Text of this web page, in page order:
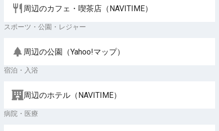
周辺のカフェ・喫茶店（NAVITIME）
スポーツ・公園・レジャー
周辺の公園（Yahoo!マップ）
宿泊・入浴
周辺のホテル（NAVITIME）
病院・医療